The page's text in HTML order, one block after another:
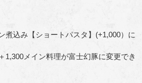
込み【ショートパスタ】(+1,000）に
1,300メイン料理が富士幻豚に変更でき